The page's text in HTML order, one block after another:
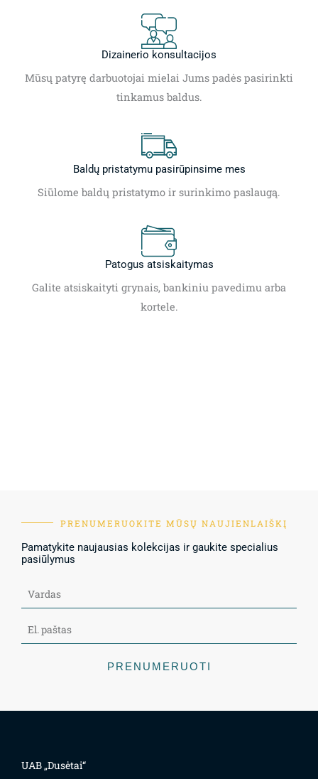
Dizainerio konsultacijos
Mūsų patyrę darbuotojai mielai Jums padės pasirinkti
tinkamus baldus.
Baldų pristatymu pasirūpinsime mes
Siūlome baldų pristatymo ir surinkimo paslaugą.
Patogus atsiskaitymas
Galite atsiskaityti grynais, bankiniu pavedimu arba
kortele.
PRENUMERUOKITE MŪSŲ NAUJIENLAIŠKĮ
Pamatykite naujausias kolekcijas ir gaukite specialius
pasiūlymus
PRENUMERUOTI
UAB „Dusėtai“